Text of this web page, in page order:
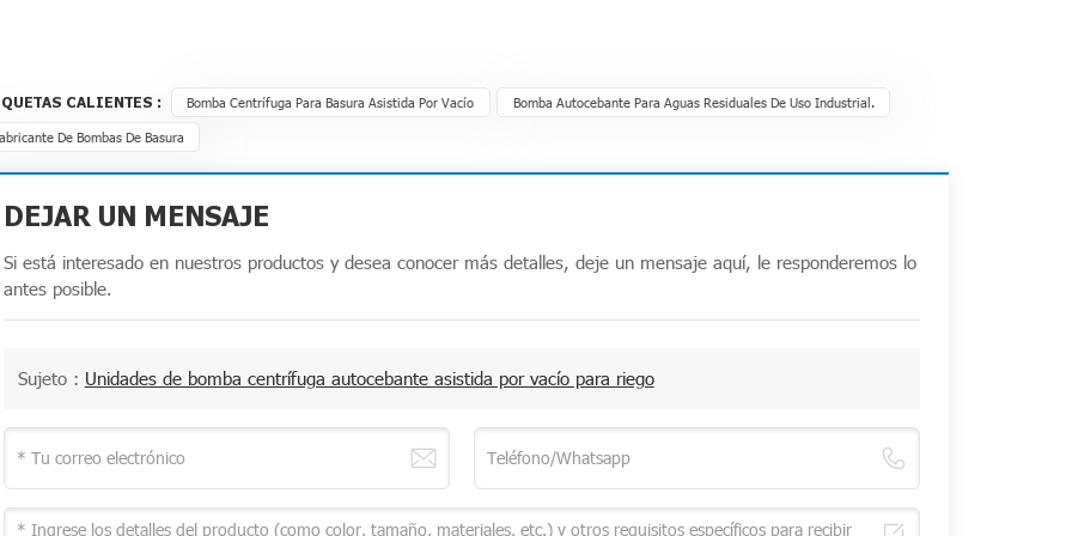
CALIENTES : Bomba Centrífuga Para Basura Asistida Por Vacío Bomba Autocebante Para Aguas Residuales De Uso Industrial.
De Bombas De Basura
DEJAR UN MENSAJE
Si está interesado en nuestros productos y desea conocer más detalles, deje un mensaje aquí, le responderemos lo
antes posible.
Sujeto : Unidades de bomba centrífuga autocebante asistida por vacío para riego